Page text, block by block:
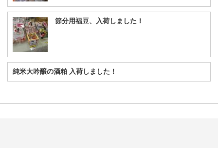
節分用福豆、入荷しました！
純米大吟醸の酒粕 入荷しました！